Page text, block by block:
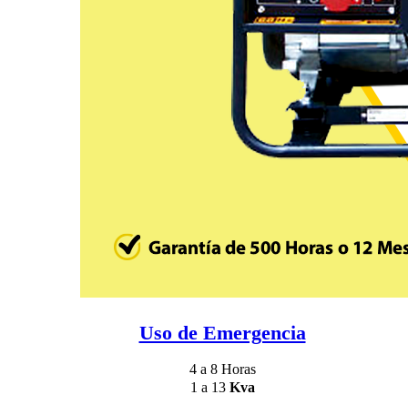
Uso de Emergencia
4 a 8 Horas
1 a 13 Kva